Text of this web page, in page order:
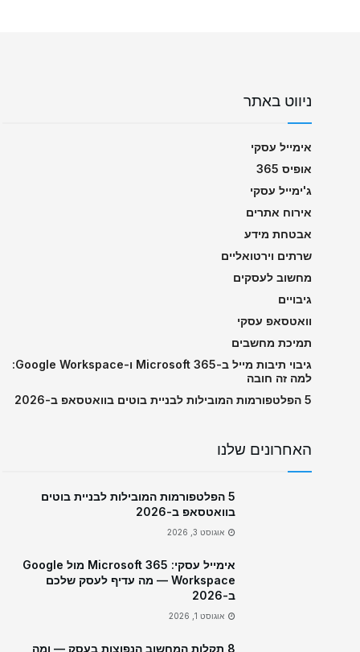
ניווט באתר
אימייל עסקי
אופיס 365
ג'ימייל עסקי
אירוח אתרים
אבטחת מידע
שרתים וירטואליים
מחשוב לעסקים
גיבויים
וואטסאפ עסקי
תמיכת מחשבים
גיבוי תיבות מייל ב-Microsoft 365 ו-Google Workspace:
למה זה חובה
5 הפלטפורמות המובילות לבניית בוטים בוואטסאפ ב-2026
האחרונים שלנו
5 הפלטפורמות המובילות לבניית בוטים
בוואטסאפ ב-2026
אוגוסט 3, 2026
אימייל עסקי: Microsoft 365 מול Google
Workspace — מה עדיף לעסק שלכם
ב-2026
אוגוסט 1, 2026
8 תקלות המחשוב הנפוצות בעסק — ומה